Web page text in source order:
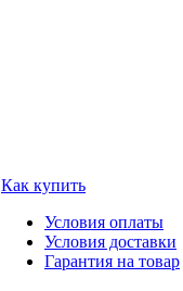
Как купить
Условия оплаты
Условия доставки
Гарантия на товар